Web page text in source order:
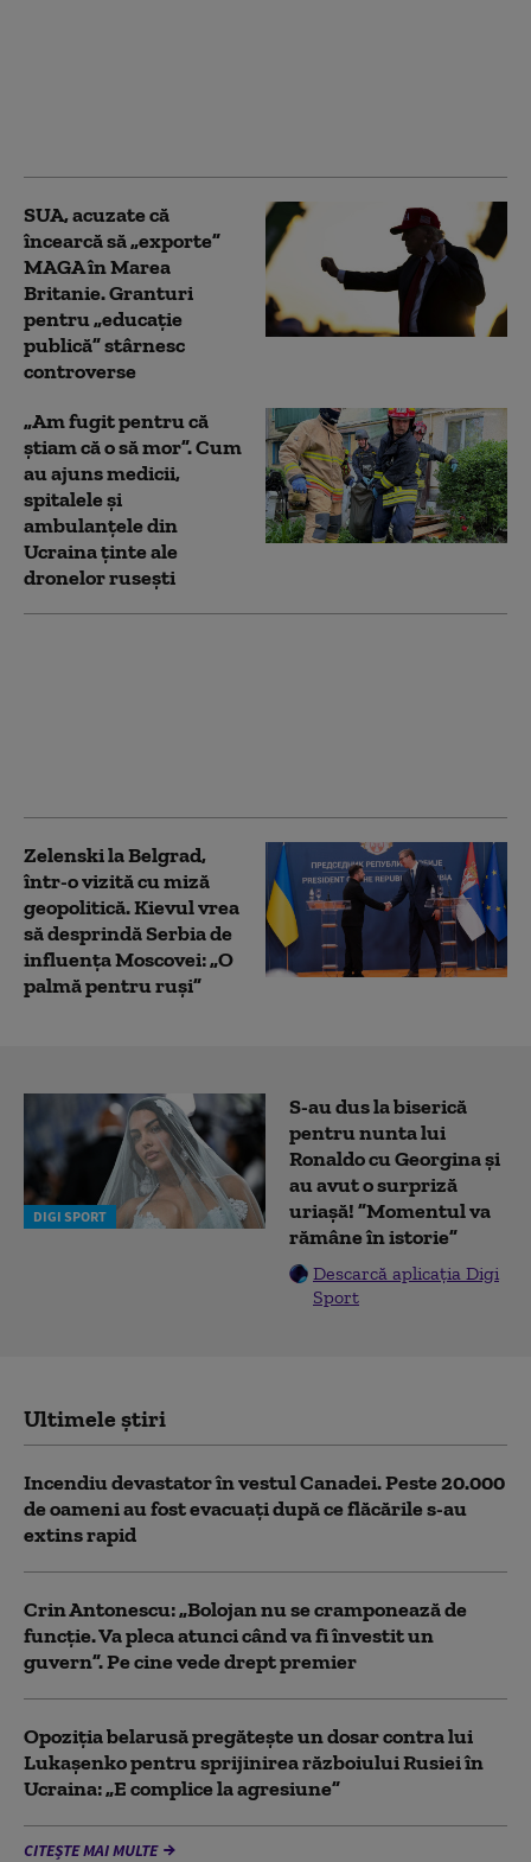
SUA, acuzate că
încearcă să „exporte”
MAGA în Marea
Britanie. Granturi
pentru „educație
publică” stârnesc
controverse
„Am fugit pentru că
știam că o să mor”. Cum
au ajuns medicii,
spitalele și
ambulanțele din
Ucraina ținte ale
dronelor rusești
Zelenski la Belgrad,
într-o vizită cu miză
geopolitică. Kievul vrea
să desprindă Serbia de
influența Moscovei: „O
palmă pentru ruși”
DIGI SPORT
S-au dus la biserică
pentru nunta lui
Ronaldo cu Georgina și
au avut o surpriză
uriașă! ”Momentul va
rămâne în istorie”
Descarcă aplicația Digi
Sport
Ultimele știri
Incendiu devastator în vestul Canadei. Peste 20.000
de oameni au fost evacuați după ce flăcările s-au
extins rapid
Crin Antonescu: „Bolojan nu se cramponează de
funcție. Va pleca atunci când va fi învestit un
guvern”. Pe cine vede drept premier
Opoziția belarusă pregătește un dosar contra lui
Lukașenko pentru sprijinirea războiului Rusiei în
Ucraina: „E complice la agresiune”
CITEȘTE MAI MULTE